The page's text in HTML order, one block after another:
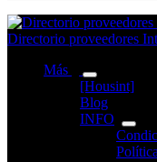
Directorio proveedores
Más
[Housint]
Blog
INFO